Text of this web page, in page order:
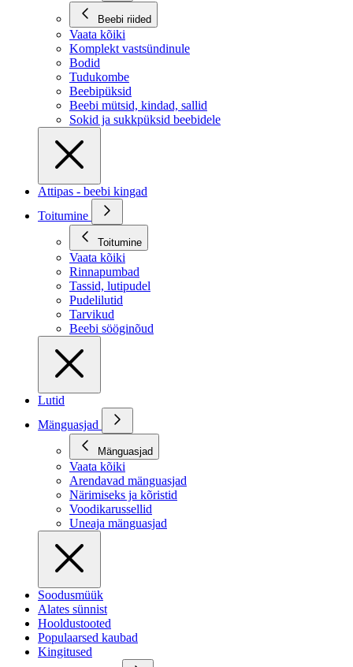
Beebi riided
Vaata kõiki
Komplekt vastsündinule
Bodid
Tudukombe
Beebipüksid
Beebi mütsid, kindad, sallid
Sokid ja sukkpüksid beebidele
Attipas - beebi kingad
Toitumine
Toitumine
Vaata kõiki
Rinnapumbad
Tassid, lutipudel
Pudelilutid
Tarvikud
Beebi sööginõud
Lutid
Mänguasjad
Mänguasjad
Vaata kõiki
Arendavad mänguasjad
Närimiseks ja kõristid
Voodikarussellid
Uneaja mänguasjad
Soodusmüük
Alates sünnist
Hooldustooted
Populaarsed kaubad
Kingitused